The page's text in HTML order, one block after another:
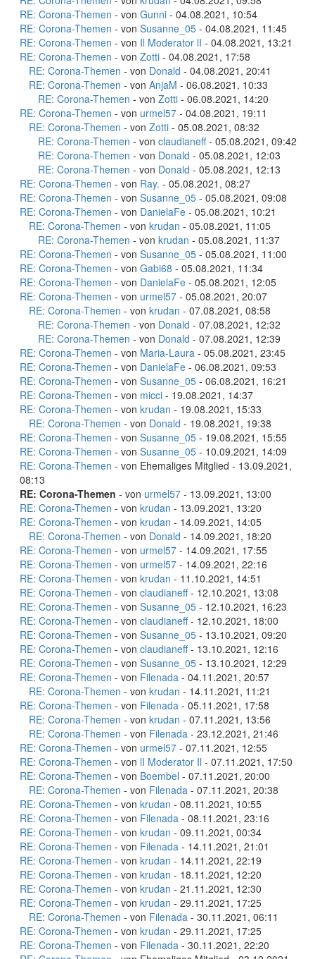
RE: Corona-Themen - von Gunni - 04.08.2021, 10:54
RE: Corona-Themen - von Susanne_05 - 04.08.2021, 11:45
RE: Corona-Themen - von Il Moderator lI - 04.08.2021, 13:21
RE: Corona-Themen - von Zotti - 04.08.2021, 17:58
RE: Corona-Themen - von Donald - 04.08.2021, 20:41
RE: Corona-Themen - von AnjaM - 06.08.2021, 10:33
RE: Corona-Themen - von Zotti - 06.08.2021, 14:20
RE: Corona-Themen - von urmel57 - 04.08.2021, 19:11
RE: Corona-Themen - von Zotti - 05.08.2021, 08:32
RE: Corona-Themen - von claudianeff- 05.08.2021, 09:42
RE: Corona-Themen - von Donald - 05.08.2021, 12:03
RE: Corona-Themen - von Donald - 05.08.2021, 12:13
RE: Corona-Themen - von Ray. - 05.08.2021, 08:27
RE: Corona-Themen - von Susanne_05 - 05.08.2021, 09:08
RE: Corona-Themen - von DanielaFe - 05.08.2021, 10:21
RE: Corona-Themen - von krudan - 05.08.2021, 11:05
RE: Corona-Themen - von krudan - 05.08.2021, 11:37
RE: Corona-Themen - von Susanne_05 - 05.08.2021, 11:00
RE: Corona-Themen - von Gabi68 - 05.08.2021, 11:34
RE: Corona-Themen - von DanielaFe - 05.08.2021, 12:05
RE: Corona-Themen - von urmel57 - 05.08.2021, 20:07
RE: Corona-Themen - von krudan - 07.08.2021, 08:58
RE: Corona-Themen - von Donald - 07.08.2021, 12:32
RE: Corona-Themen - von Donald - 07.08.2021, 12:39
RE: Corona-Themen - von Maria-Laura - 05.08.2021, 23:45
RE: Corona-Themen - von DanielaFe - 06.08.2021, 09:53
RE: Corona-Themen - von Susanne_05 - 06.08.2021, 16:21
RE: Corona-Themen - von micci - 19.08.2021, 14:37
RE: Corona-Themen - von krudan - 19.08.2021, 15:33
RE: Corona-Themen - von Donald - 19.08.2021, 19:38
RE: Corona-Themen - von Susanne_05 - 19.08.2021, 15:55
RE: Corona-Themen - von Susanne_05 - 10.09.2021, 14:09
RE: Corona-Themen - von Ehemaliges Mitglied - 13.09.2021,
08:13
RE: Corona-Themen - von urmel57 - 13.09.2021, 13:00
RE: Corona-Themen - von krudan - 13.09.2021, 13:20
RE: Corona-Themen - von krudan - 14.09.2021, 14:05
RE: Corona-Themen - von Donald - 14.09.2021, 18:20
RE: Corona-Themen - von urmel57 - 14.09.2021, 17:55
RE: Corona-Themen - von urmel57 - 14.09.2021, 22:16
RE: Corona-Themen - von krudan - 11.10.2021, 14:51
RE: Corona-Themen - von claudianeff- 12.10.2021, 13:08
RE: Corona-Themen - von Susanne_05 - 12.10.2021, 16:23
RE: Corona-Themen - von claudianeff- 12.10.2021, 18:00
RE: Corona-Themen - von Susanne_05 - 13.10.2021, 09:20
RE: Corona-Themen - von claudianeff- 13.10.2021, 12:16
RE: Corona-Themen - von Susanne_05 - 13.10.2021, 12:29
RE: Corona-Themen - von Filenada - 04.11.2021, 20:57
RE: Corona-Themen - von krudan - 14.11.2021, 11:21
RE: Corona-Themen - von Filenada - 05.11.2021, 17:58
RE: Corona-Themen - von krudan - 07.11.2021, 13:56
RE: Corona-Themen - von Filenada - 23.12.2021, 21:46
RE: Corona-Themen - von urmel57 - 07.11.2021, 12:55
RE: Corona-Themen - von lI Moderator Il - 07.11.2021, 17:50
RE: Corona-Themen - von Boembel - 07.11.2021, 20:00
RE: Corona-Themen - von Filenada - 07.11.2021, 20:38
RE: Corona-Themen - von krudan - 08.11.2021, 10:55
RE: Corona-Themen - von Filenada - 08.11.2021, 23:16
RE: Corona-Themen - von krudan - 09.11.2021, 00:34
RE: Corona-Themen - von Filenada - 14.11.2021, 21:01
RE: Corona-Themen - von krudan - 14.11.2021, 22:19
RE: Corona-Themen - von krudan - 18.11.2021, 12:20
RE: Corona-Themen - von krudan - 21.11.2021, 12:30
RE: Corona-Themen - von krudan - 29.11.2021, 17:25
RE: Corona-Themen - von Filenada - 30.11.2021, 06:11
RE: Corona-Themen - von krudan - 29.11.2021, 17:25
RE: Corona-Themen - von Filenada - 30.11.2021, 22:20